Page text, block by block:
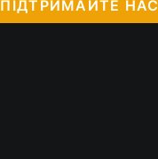
ПІДТРИМАЙТЕ НАС